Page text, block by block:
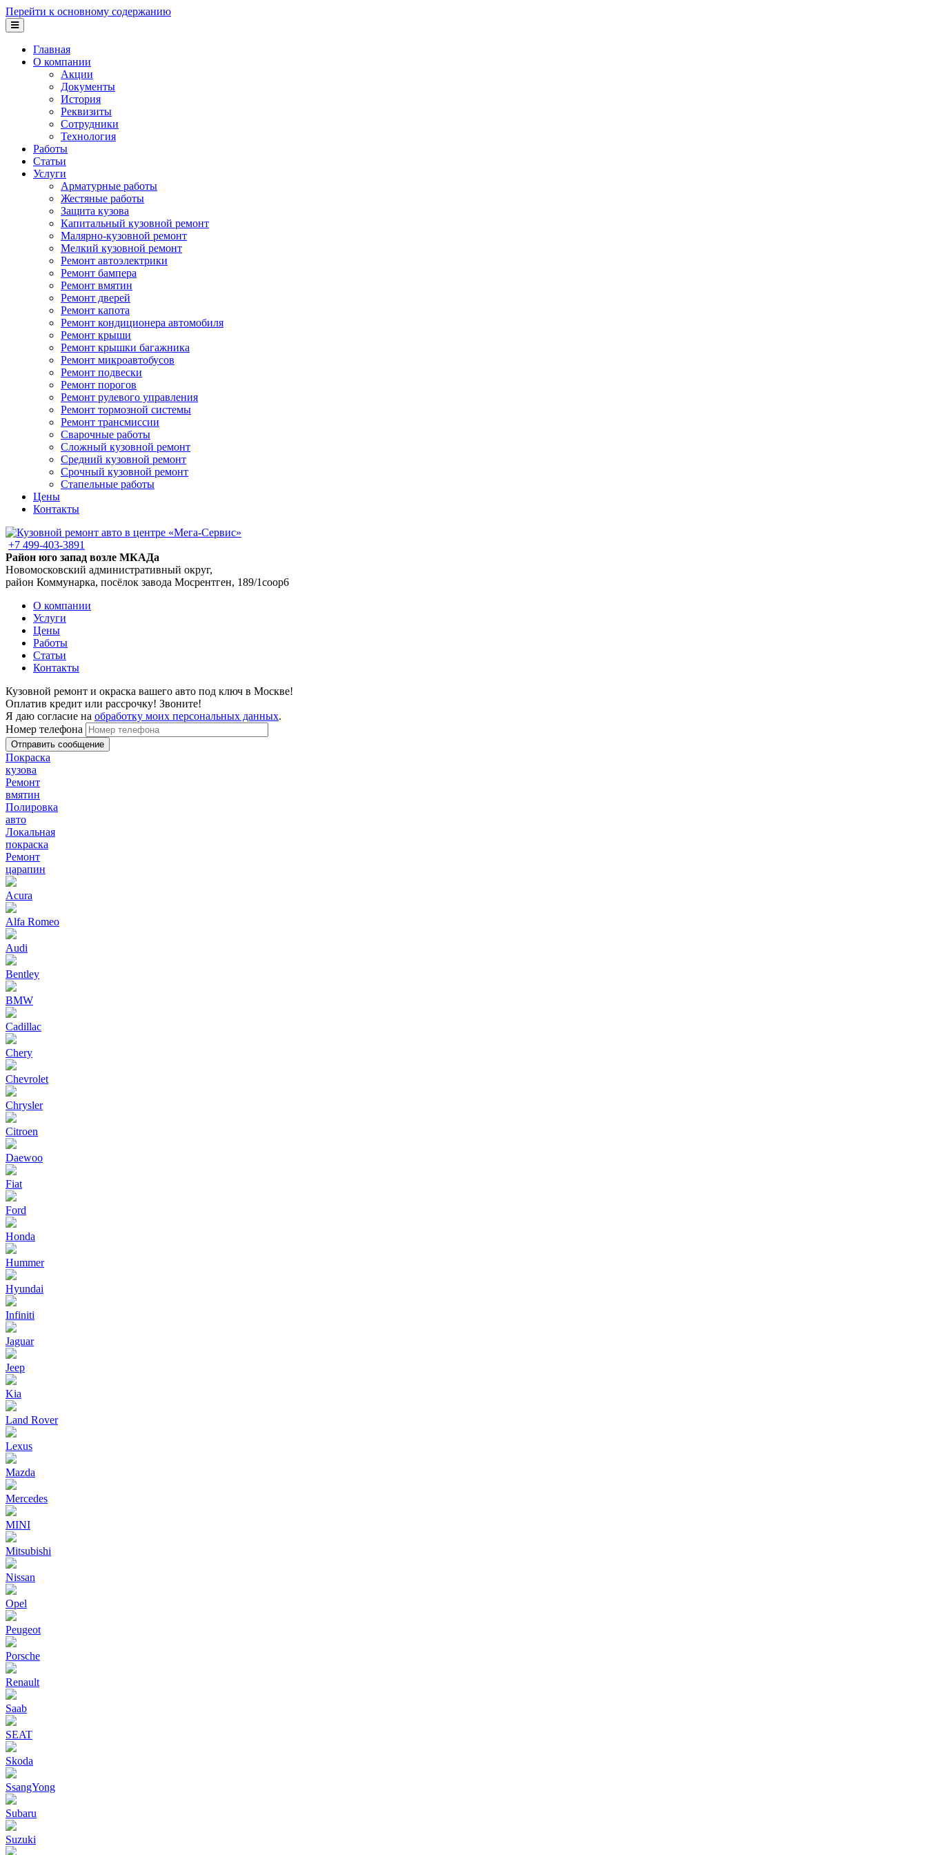
Перейти к основному содержанию
Главная
О компании
Акции
Документы
История
Реквизиты
Сотрудники
Технология
Работы
Статьи
Услуги
Арматурные работы
Жестяные работы
Защита кузова
Капитальный кузовной ремонт
Малярно-кузовной ремонт
Мелкий кузовной ремонт
Ремонт автоэлектрики
Ремонт бампера
Ремонт вмятин
Ремонт дверей
Ремонт капота
Ремонт кондиционера автомобиля
Ремонт крыши
Ремонт крышки багажника
Ремонт микроавтобусов
Ремонт подвески
Ремонт порогов
Ремонт рулевого управления
Ремонт тормозной системы
Ремонт трансмиссии
Сварочные работы
Сложный кузовной ремонт
Средний кузовной ремонт
Срочный кузовной ремонт
Стапельные работы
Цены
Контакты
+7 499-403-3891
Район юго запад возле МКАДа
Новомосковский административный округ,
район Коммунарка, посёлок завода Мосрентген, 189/1соор6
О компании
Услуги
Цены
Работы
Статьи
Контакты
Кузовной ремонт и окраска вашего авто под ключ в Москве!
Оплатив кредит или рассрочку! Звоните!
Я даю согласие на обработку моих персональных данных.
Номер телефона
Покраска
кузова
Ремонт
вмятин
Полировка
авто
Локальная
покраска
Ремонт
царапин
Acura
Alfa Romeo
Audi
Bentley
BMW
Cadillac
Chery
Chevrolet
Chrysler
Citroen
Daewoo
Fiat
Ford
Honda
Hummer
Hyundai
Infiniti
Jaguar
Jeep
Kia
Land Rover
Lexus
Mazda
Mercedes
MINI
Mitsubishi
Nissan
Opel
Peugeot
Porsche
Renault
Saab
SEAT
Skoda
SsangYong
Subaru
Suzuki